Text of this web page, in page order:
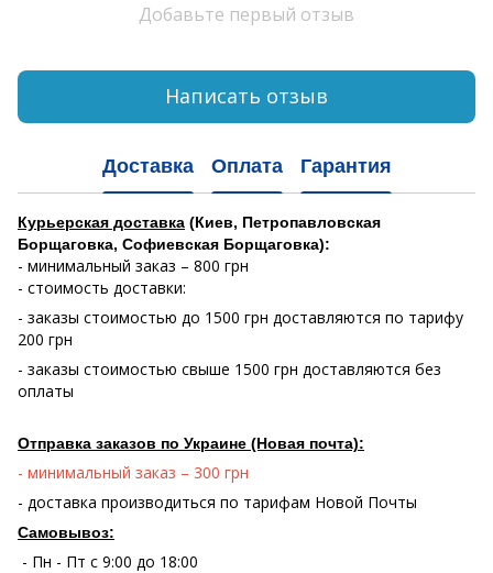
Добавьте первый отзыв
Написать отзыв
Доставка Оплата Гарантия
Курьерская доставка (Киев, Петропавловская
Борщаговка, Софиевская Борщаговка):
- минимальный заказ – 800 грн
- стоимость доставки:
- заказы стоимостью до 1500 грн доставляются по тарифу
200 грн
- заказы стоимостью свыше 1500 грн доставляются без
оплаты
Отправка заказов по Украине (Новая почта):
- минимальный заказ – 300 грн
- доставка производиться по тарифам Новой Почты
Самовывоз:
- Пн - Пт с 9:00 до 18:00